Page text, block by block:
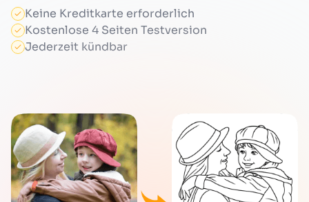
Keine Kreditkarte erforderlich
Kostenlose 4 Seiten Testversion
Jederzeit kündbar